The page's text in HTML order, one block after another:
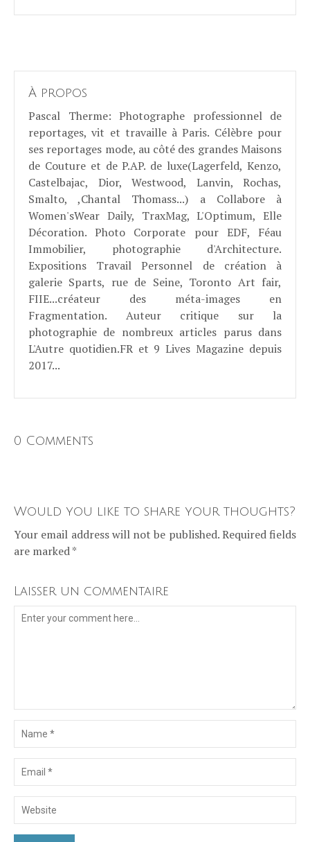
À propos
Pascal Therme: Photographe professionnel de
reportages, vit et travaille à Paris. Célèbre pour
ses reportages mode, au côté des grandes Maisons
de Couture et de P.AP. de luxe(Lagerfeld, Kenzo,
Castelbajac, Dior, Westwood, Lanvin, Rochas,
Smalto, ,Chantal Thomass...) a Collabore à
Women'sWear Daily, TraxMag, L'Optimum, Elle
Décoration. Photo Corporate pour EDF, Féau
Immobilier, photographie d'Architecture.
Expositions Travail Personnel de création à
galerie Sparts, rue de Seine, Toronto Art fair,
FIIE...créateur des méta-images en
Fragmentation. Auteur critique sur la
photographie de nombreux articles parus dans
L'Autre quotidien.FR et 9 Lives Magazine depuis
2017...
0 Comments
Would you like to share your thoughts?
Your email address will not be published. Required fields
are marked *
Laisser un commentaire